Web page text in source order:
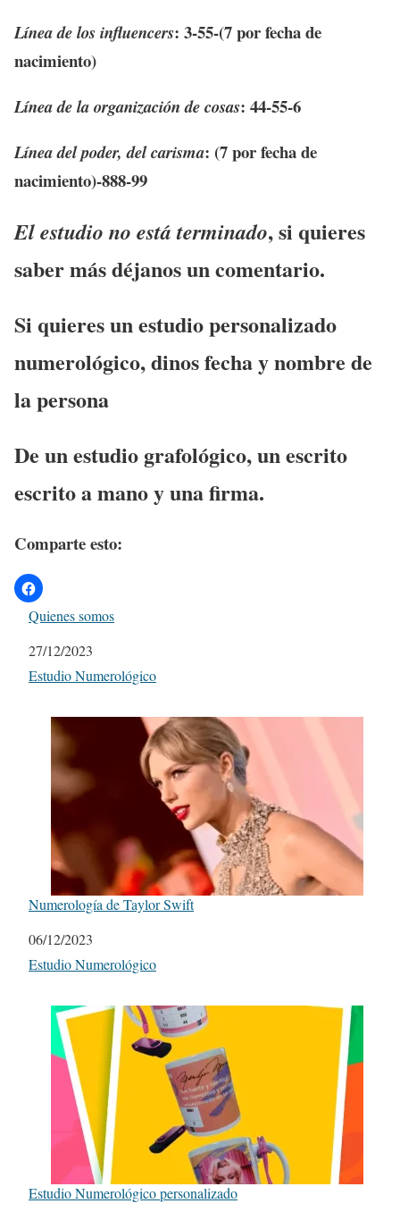
Línea de los influencers: 3-55-(7 por fecha de
nacimiento)
Línea de la organización de cosas: 44-55-6
Línea del poder, del carisma: (7 por fecha de
nacimiento)-888-99
El estudio no está terminado, si quieres
saber más déjanos un comentario.
Si quieres un estudio personalizado
numerológico, dinos fecha y nombre de
la persona
De un estudio grafológico, un escrito
escrito a mano y una firma.
Comparte esto:
Quienes somos
Fecha
27/12/2023
Respecto a
Estudio Numerológico
Numerología de Taylor Swift
Fecha
06/12/2023
Respecto a
Estudio Numerológico
Estudio Numerológico personalizado